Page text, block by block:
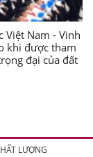
Việt Nam - Vinh
khi được tham
đại của đất
LƯỢNG